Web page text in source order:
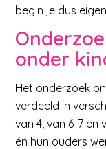
begin je dus
onder
Het onderzoek
verdeeld in
van 4, van 6-7 en
én hun ouders